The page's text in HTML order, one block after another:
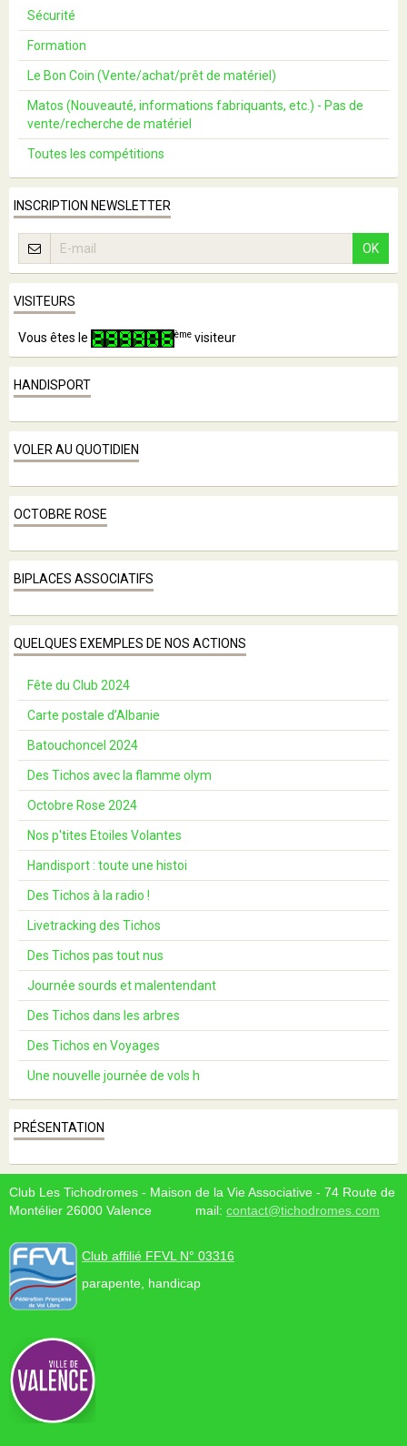
Sécurité
Formation
Le Bon Coin (Vente/achat/prêt de matériel)
Matos (Nouveauté, informations fabriquants, etc.) - Pas de
vente/recherche de matériel
Toutes les compétitions
INSCRIPTION NEWSLETTER
OK
VISITEURS
Vous êtes le ème visiteur
HANDISPORT
VOLER AU QUOTIDIEN
OCTOBRE ROSE
BIPLACES ASSOCIATIFS
QUELQUES EXEMPLES DE NOS ACTIONS
Fête du Club 2024
Carte postale d’Albanie
Batouchoncel 2024
Des Tichos avec la flamme olym
Octobre Rose 2024
Nos p'tites Etoiles Volantes
Handisport : toute une histoi
Des Tichos à la radio !
Livetracking des Tichos
Des Tichos pas tout nus
Journée sourds et malentendant
Des Tichos dans les arbres
Des Tichos en Voyages
Une nouvelle journée de vols h
PRÉSENTATION
Club Les Tichodromes - Maison de la Vie Associative - 74 Route de
Montélier 26000 Valence mail: contact@tichodromes.com
Club affilié FFVL N° 03316
parapente, handicap